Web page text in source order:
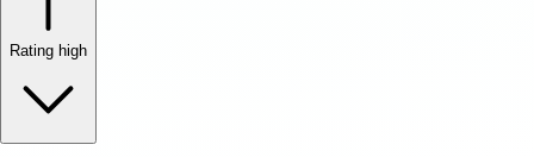
Rating high